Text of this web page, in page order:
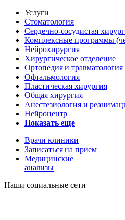
Услуги
Стоматология
Сердечно-сосудистая
Комплексные программы
Нейрохирургия
Хирургическое отделение
Ортопедия и травматология
Офтальмология
Пластическая хирургия
Общая хирургия
Анестезиология и
Нейроцентр
Показать еще
Врачи клиники
Записаться на прием
Медицинские
анализы
Наши социальные сети